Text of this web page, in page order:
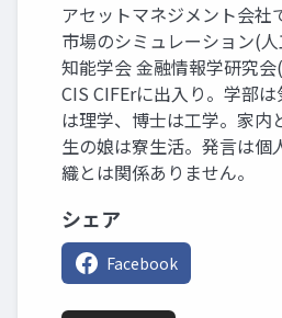
アセットマネジメント会社
市場のシミュレーション(
知能学会 金融情報学研究会
CIS CIFErに出入り。学部
は理学、博士は工学。家内
生の娘は寮生活。発言は個
織とは関係ありません。
シェア
Facebook